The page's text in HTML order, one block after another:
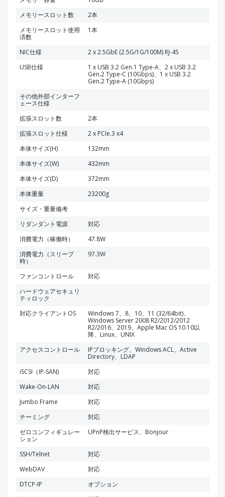
メモリースロット数
2本
メモリースロット使用
済数
1本
NIC仕様
2 x 2.5GbE (2.5G/1G/100M) RJ-45
USB仕様
1 x USB 3.2 Gen.1 Type-A、2 x USB 3.2
Gen.2 Type-C (10Gbps)、1 x USB 3.2
Gen.2 Type-A (10Gbps)
その他外部インターフ
ェース仕様
拡張スロット数
2本
拡張スロット仕様
2 x PCIe.3 x4
本体サイズ(H)
132mm
本体サイズ(W)
432mm
本体サイズ(D)
372mm
本体重量
23200g
サイズ・重量備考
リダンダント電源
対応
消費電力（稼働時）
47.8W
消費電力（スリープ
時）
97.3W
ファンコントロール
対応
ハードウェアセキュリ
ティロック
対応クライアントOS
Windows 7、8、10、11 (32/64bit)、
Windows Server 2008 R2/2012/2012
R2/2016、2019、Apple Mac OS 10.10以
降、Linux、UNIX
アクセスコントロール
IPブロッキング、Windows ACL、Active
Directory、LDAP
iSCSI（IP-SAN)
対応
Wake-On-LAN
対応
Jumbo Frame
対応
チーミング
対応
ゼロコンフィギュレー
ション
UPnP検出サービス、Bonjour
SSH/Telnet
対応
WebDAV
対応
DTCP-IP
オプション